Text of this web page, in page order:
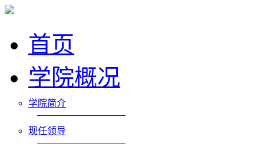
首页
学院概况
学院简介
现任领导